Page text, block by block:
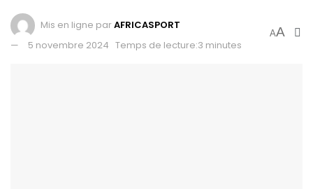
Mis en ligne parAFRICASPORT
5 novembre 2024 Temps de lecture:3 minutes
AA